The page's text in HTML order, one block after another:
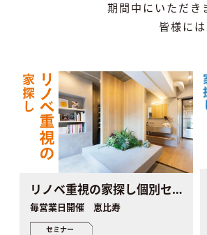
期間中にいただき
皆様に
リノベ重視の家探し個別セミナー
毎営業日開催 恵比寿
セミナー